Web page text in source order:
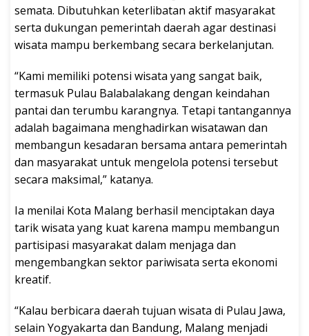
semata. Dibutuhkan keterlibatan aktif masyarakat
serta dukungan pemerintah daerah agar destinasi
wisata mampu berkembang secara berkelanjutan.
“Kami memiliki potensi wisata yang sangat baik,
termasuk Pulau Balabalakang dengan keindahan
pantai dan terumbu karangnya. Tetapi tantangannya
adalah bagaimana menghadirkan wisatawan dan
membangun kesadaran bersama antara pemerintah
dan masyarakat untuk mengelola potensi tersebut
secara maksimal,” katanya.
Ia menilai Kota Malang berhasil menciptakan daya
tarik wisata yang kuat karena mampu membangun
partisipasi masyarakat dalam menjaga dan
mengembangkan sektor pariwisata serta ekonomi
kreatif.
“Kalau berbicara daerah tujuan wisata di Pulau Jawa,
selain Yogyakarta dan Bandung, Malang menjadi